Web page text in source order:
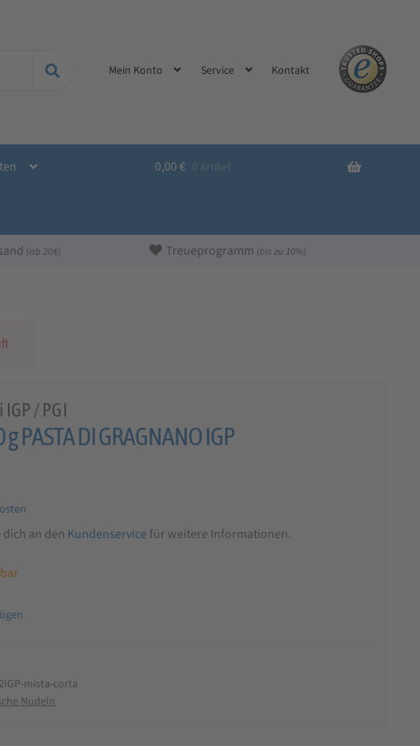
Mein Konto Service Kontakt
0,00 € 0 Artikel
(ab 20 €) Treueprogramm (bis zu 10%)
/ PGI
PASTA DI GRAGNANO IGP
dich an den Kundenservice für weitere Informationen.
mista-corta
Nudeln